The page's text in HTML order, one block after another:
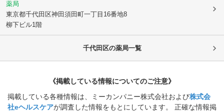
薬局
東京都千代田区神田須田町一丁目16番地8
柳下ビル1階
千代田区の薬局一覧
《掲載している情報についてのご注意》
掲載している各種情報は、ミーカンパニー株式会社および株式会
社eヘルスケアが調査した情報をもとにしています。 正確な情報掲